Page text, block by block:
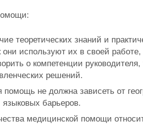
теоретических знаний и
они используют их в своей
о компетенции
решений.
помощь не должна зависеть от
барьеров.
медицинской помощи